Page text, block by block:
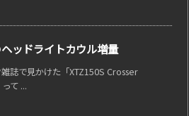
ッドライトカウル増量
誌で見かけた「XTZ150S Crosser
て ...